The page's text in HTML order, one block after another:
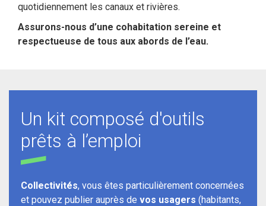
quotidiennement les canaux et rivières.
Assurons-nous d’une cohabitation sereine et
respectueuse de tous aux abords de l’eau.
Un kit composé d'outils
prêts à l’emploi
Collectivités, vous êtes particulièrement concernées
et pouvez publier auprès de vos usagers (habitants,